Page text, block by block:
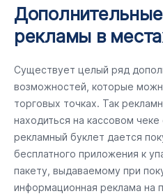
рекламы в
Существует целый ряд
возможностей, которые
торговых точках. Так
находиться на кассовом
рекламный буклет дается
бесплатного приложения к
пакету, выдаваемому при
информационная реклама на